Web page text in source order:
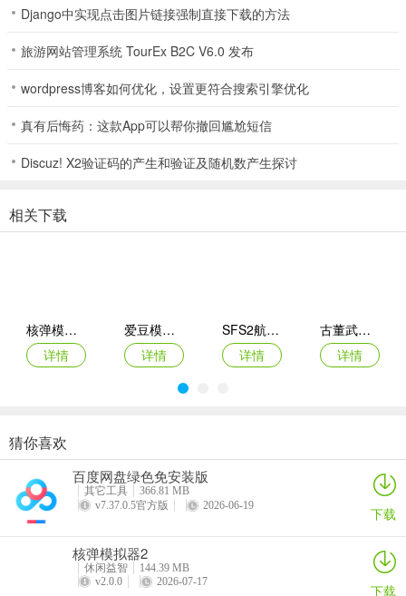
3、最后在规定步数内完成左上角关卡目标即可通关；
游戏亮点
3、角色互动收集：包含角色演出生动剧情、任务目标及特殊道具收集
要素。
4、画风体验：Q版清新可爱风格，主打轻松治愈的休闲氛围。
更新日志
v1.10.64版本
优化游戏体验
Django中实现点击图片链接强制直接下载的方法
旅游网站管理系统 TourEx B2C V6.0 发布
wordpress博客如何优化，设置更符合搜索引擎优化
真有后悔药：这款App可以帮你撤回尴尬短信
Discuz! X2验证码的产生和验证及随机数产生探讨
相关下载
核弹模拟器2
详情
爱豆模拟器最新版
详情
SFS2航天模拟器手机版
详情
古董武器模拟器
详情
商店模拟器：超市Switch移植2026最新版本
详情
悠闲铁匠铺2026官方最新版本
详情
猫咪疗愈所
寒窗志
猜你喜欢
百度网盘绿色免安装版
其它工具
366.81 MB
v7.37.0.5官方版
2026-06-19 下载
核弹模拟器2
休闲益智
144.39 MB
v2.0.0
2026-07-17 下载